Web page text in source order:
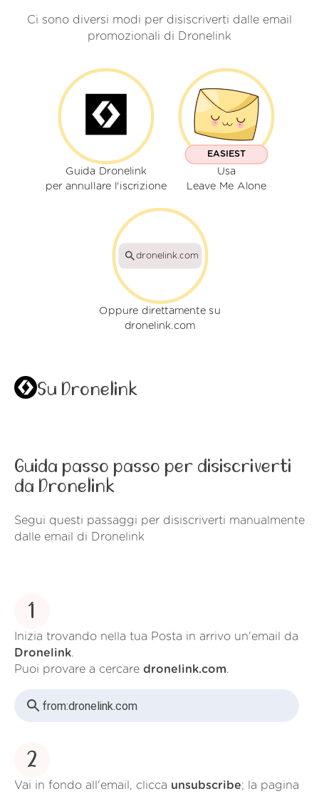
Ci sono diversi modi per disiscriverti dalle email
promozionali di Dronelink
Guida Dronelink
per annullare l'iscrizione
EASIEST
Usa
Leave Me Alone
dronelink.com
Oppure direttamente su
dronelink.com
Su Dronelink
Guida passo passo per disiscriverti
da Dronelink
Segui questi passaggi per disiscriverti manualmente
dalle email di Dronelink
1
Inizia trovando nella tua Posta in arrivo un'email da
Dronelink.
Puoi provare a cercare dronelink.com.
from:dronelink.com
2
Vai in fondo all'email, clicca unsubscribe; la pagina